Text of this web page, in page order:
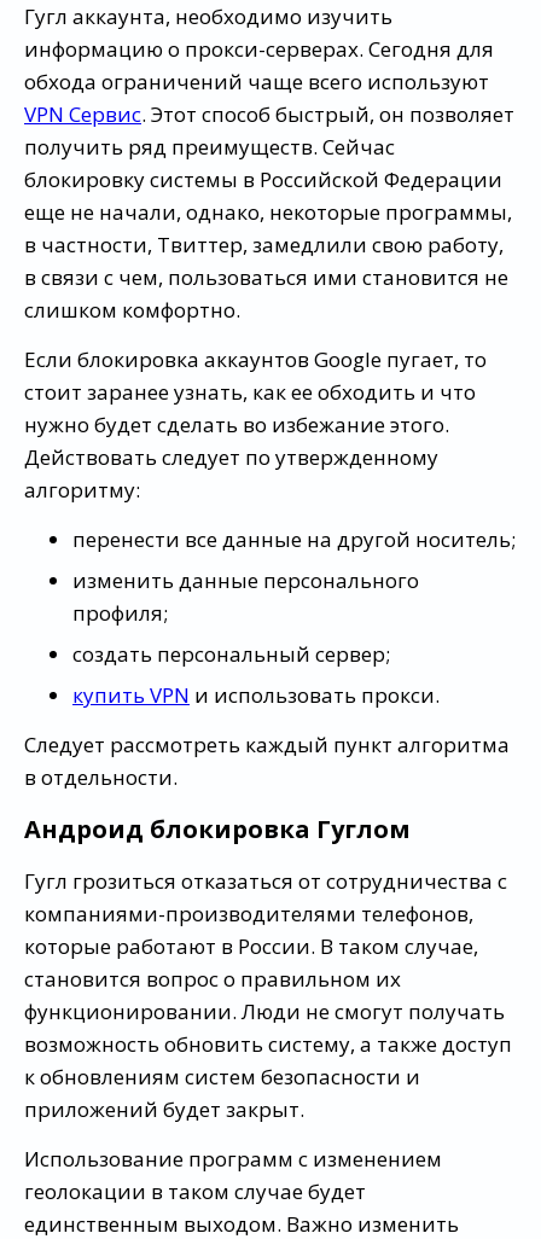
Гугл аккаунта, необходимо изучить
информацию о прокси-серверах. Сегодня для
обхода ограничений чаще всего используют
VPN Сервис. Этот способ быстрый, он позволяет
получить ряд преимуществ. Сейчас
блокировку системы в Российской Федерации
еще не начали, однако, некоторые программы,
в частности, Твиттер, замедлили свою работу,
в связи с чем, пользоваться ими становится не
слишком комфортно.
Если блокировка аккаунтов Google пугает, то
стоит заранее узнать, как ее обходить и что
нужно будет сделать во избежание этого.
Действовать следует по утвержденному
алгоритму:
перенести все данные на другой носитель;
изменить данные персонального
профиля;
создать персональный сервер;
купить VPN и использовать прокси.
Следует рассмотреть каждый пункт алгоритма
в отдельности.
Андроид блокировка Гуглом
Гугл грозиться отказаться от сотрудничества с
компаниями-производителями телефонов,
которые работают в России. В таком случае,
становится вопрос о правильном их
функционировании. Люди не смогут получать
возможность обновить систему, а также доступ
к обновлениям систем безопасности и
приложений будет закрыт.
Использование программ с изменением
геолокации в таком случае будет
единственным выходом. Важно изменить